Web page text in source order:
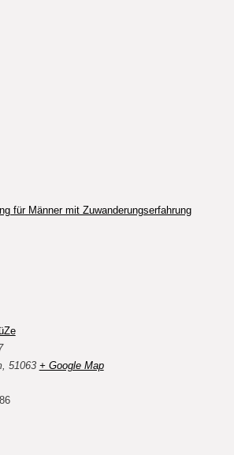
für Männer mit Zuwanderungserfahrung
, 51063 + Google Map